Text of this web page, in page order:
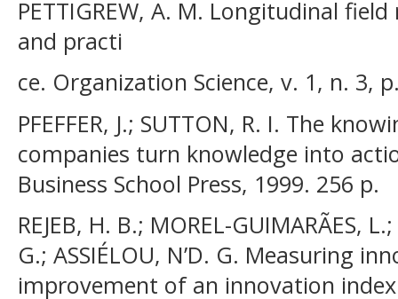
PETTIGREW, A. M. Longitudinal
and practi
ce. Organization Science, v. 1, n. 3,
PFEFFER, J.; SUTTON, R. I. The
companies turn knowledge into
Business School Press, 1999. 256 p.
REJEB, H. B.; MOREL-GUIMARÃES,
G.; ASSIÉLOU, N’D. G. Measuring
improvement of an innovation